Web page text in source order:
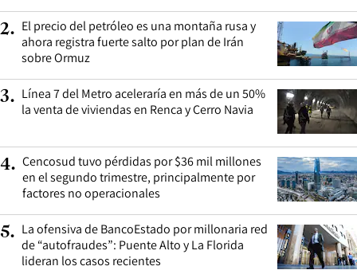
2. El precio del petróleo es una montaña rusa y
ahora registra fuerte salto por plan de Irán
sobre Ormuz
3. Línea 7 del Metro aceleraría en más de un 50%
la venta de viviendas en Renca y Cerro Navia
4. Cencosud tuvo pérdidas por $36 mil millones
en el segundo trimestre, principalmente por
factores no operacionales
5. La ofensiva de BancoEstado por millonaria red
de “autofraudes”: Puente Alto y La Florida
lideran los casos recientes